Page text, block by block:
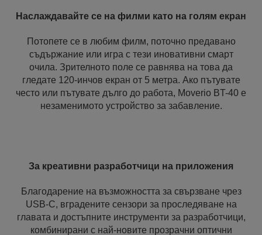
Наслаждавайте се на филми като на голям екран
Потопете се в любим филм, поточно предавано
съдържание или игра с тези иновативни смарт
очила. Зрителното поле се равнява на това да
гледате 120-инчов екран от 5 метра. Ако пътувате
често или пътувате дълго до работа, Moverio BT-40 е
незаменимото устройство за забавление.
За креативни разработчици на приложения
Благодарение на възможността за свързване чрез
USB-C, вградените сензори за проследяване на
главата и достъпните инструменти за разработчици,
комбинирани с най-новите прозрачни оптични